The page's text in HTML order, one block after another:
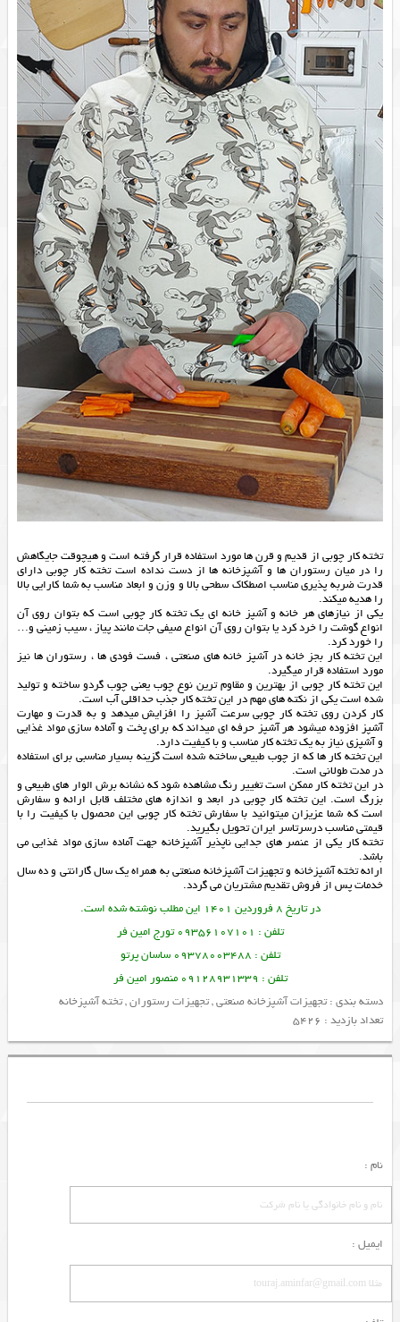
تخته کار چوبی از قدیم و قرن ها مورد استفاده قرار گرفته است و هیچوقت جایگاهش
را در میان رستوران ها و آشپزخانه ها از دست نداده است تخته کار چوبی دارای
قدرت ضربه پذیری مناسب اصطکاک سطحی بالا و وزن و ابعاد مناسب به شما کارایی بالا
را هدیه میکند.
یکی از نیازهای هر خانه و آشپز خانه ای یک تخته کار چوبی است که بتوان روی آن
انواع گوشت را خرد کرد یا بتوان روی آن انواع صیفی جات مانند پیاز ، سیب زمینی و…
را خورد کرد.
این تخته کار بجز خانه در آشپز خانه های صنعتی ، فست فودی ها ، رستوران ها نیز
مورد استفاده قرار میگیرد.
این تخته کار چوبی از بهترین و مقاوم ترین نوع چوب یعنی چوب گردو ساخته و تولید
شده است یکی از نکته های مهم در این تخته کار جذب حداقلی آب است.
کار کردن روی تخته کار چوبی سرعت آشپز را افزایش میدهد و به قدرت و مهارت
آشپز افزوده میشود هر آشپز حرفه ای میداند که برای پخت و آماده سازی مواد غذایی
و آشپزی نیاز به یک تخته کار مناسب و با کیفیت دارد.
این تخته کار ها که از چوب طبیعی ساخته شده است گزینه بسیار مناسبی برای استفاده
در مدت طولانی است.
در این تخته کار ممکن است تغییر رنگ مشاهده شود که نشانه برش الوار های طبیعی و
بزرگ است. این تخته کار چوبی در ابعد و اندازه های مختلف قابل ارائه و سفارش
است که شما عزیزان میتوانید با سفارش تخته کار چوبی این محصول با کیفیت را با
قیمتی مناسب درسرتاسر ایران تحویل بگیرید.
تخته کار یکی از عنصر های جدایی ناپذیر آشپزخانه جهت آماده سازی مواد غذایی می
باشد.
ارائهتخته آشپزخانه وتجهیزات آشپزخانه صنعتیبه همراه یک سال گارانتی و ده سال
خدمات پس از فروش تقدیم مشتریان می گردد.
در تاریخ 8 فروردین 1401 این مطلب نوشته شده است.
تلفن : 09356107101 تورج امین فر
تلفن : 09378003488 ساسان پرتو
تلفن : 09128931339 منصور امین فر
دسته بندی :تجهیزات آشپزخانه صنعتی,تجهیزات رستوران,تخته آشپزخانه
تعداد بازدید : 5426
نام :
ایمیل :